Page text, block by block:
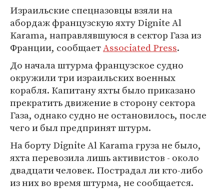
Израильские спецназовцы взяли на
абордаж французскую яхту Dignite Al
Karama, направлявшуюся в сектор Газа из
Франции, сообщаетAssociated Press.
До начала штурма французское судно
окружили три израильских военных
корабля. Капитану яхты было приказано
прекратить движение в сторону сектора
Газа, однако судно не остановилось, после
чего и был предпринят штурм.
На борту Dignite Al Karama груза не было,
яхта перевозила лишь активистов - около
двадцати человек. Пострадал ли кто-либо
из них во время штурма, не сообщается.